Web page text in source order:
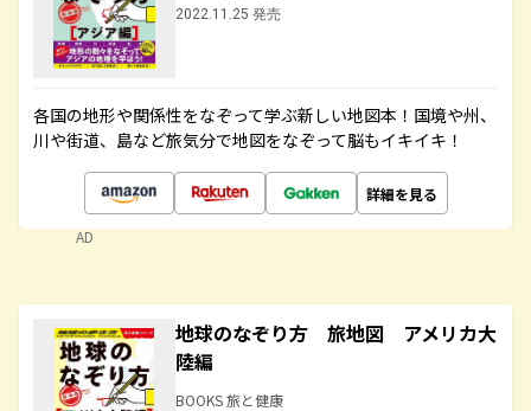
2022.11.25 発売
各国の地形や関係性をなぞって学ぶ新しい地図本！国境や州、
川や街道、島など旅気分で地図をなぞって脳もイキイキ！
詳細を見る
AD
地球のなぞり方 旅地図 アメリカ大
陸編
BOOKS 旅と健康